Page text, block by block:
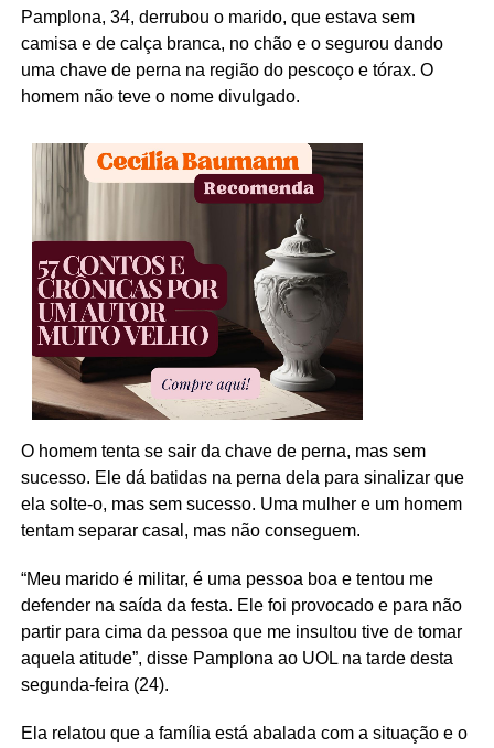
Pamplona, 34, derrubou o marido, que estava sem
camisa e de calça branca, no chão e o segurou dando
uma chave de perna na região do pescoço e tórax. O
homem não teve o nome divulgado.
O homem tenta se sair da chave de perna, mas sem
sucesso. Ele dá batidas na perna dela para sinalizar que
ela solte-o, mas sem sucesso. Uma mulher e um homem
tentam separar casal, mas não conseguem.
“Meu marido é militar, é uma pessoa boa e tentou me
defender na saída da festa. Ele foi provocado e para não
partir para cima da pessoa que me insultou tive de tomar
aquela atitude”, disse Pamplona ao UOL na tarde desta
segunda-feira (24).
Ela relatou que a família está abalada com a situação e o